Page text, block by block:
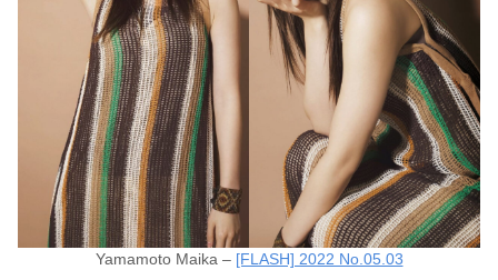
Yamamoto Maika – [FLASH] 2022 No.05.03